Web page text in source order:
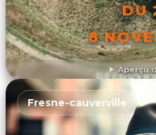
Aperçu
DU
8
Fresne-cauverville